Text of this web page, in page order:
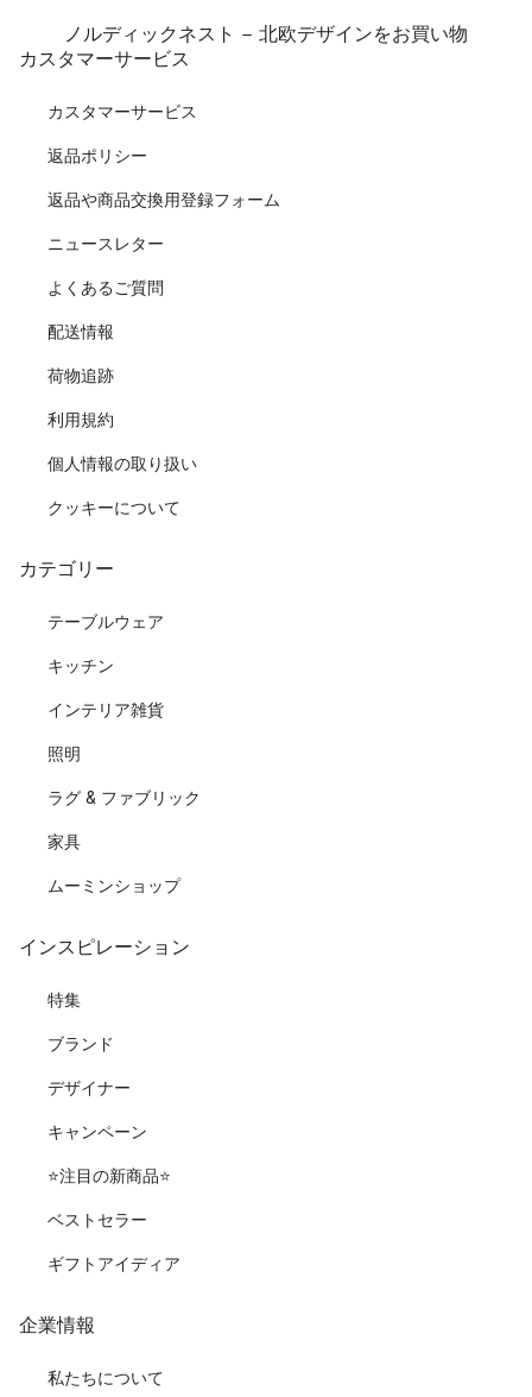
ノルディックネスト - 北欧デザインをお買い物
カスタマーサービス
カスタマーサービス
返品ポリシー
返品や商品交換用登録フォーム
ニュースレター
よくあるご質問
配送情報
荷物追跡
利用規約
個人情報の取り扱い
クッキーについて
カテゴリー
テーブルウェア
キッチン
インテリア雑貨
照明
ラグ & ファブリック
家具
ムーミンショップ
インスピレーション
特集
ブランド
デザイナー
キャンペーン
⭐️注目の新商品⭐️
ベストセラー
ギフトアイディア
企業情報
私たちについて